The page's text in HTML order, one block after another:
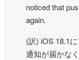
noticed that
again.
(訳) iOS 18.1
通知が届かな